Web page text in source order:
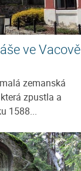
ve Vacově
zemanská
zpustla a
1588...